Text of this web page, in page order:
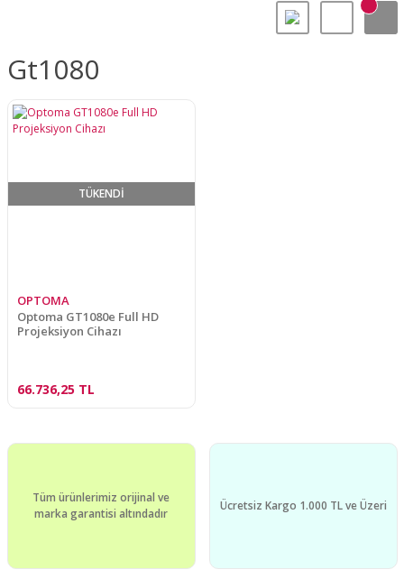
Gt1080
TÜKENDİ
OPTOMA
Optoma GT1080e Full HD
Projeksiyon Cihazı
66.736,25 TL
Tüm ürünlerimiz orijinal ve
marka garantisi altındadır
Ücretsiz Kargo 1.000 TL ve Üzeri